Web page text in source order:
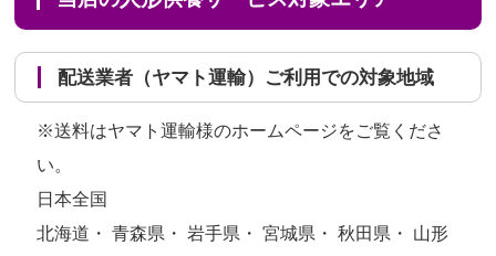
配送業者（ヤマト運輸）ご利用での対象地域
※送料はヤマト運輸様のホームページをご覧くださ
い。
日本全国
北海道・ 青森県・ 岩手県・ 宮城県・ 秋田県・ 山形